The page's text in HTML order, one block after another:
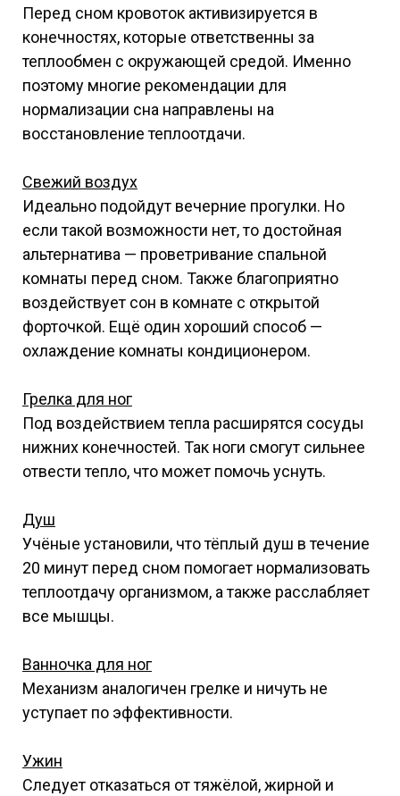
Перед сном кровоток активизируется в
конечностях, которые ответственны за
теплообмен с окружающей средой. Именно
поэтому многие рекомендации для
нормализации сна направлены на
восстановление теплоотдачи.
Свежий воздух
Идеально подойдут вечерние прогулки. Но
если такой возможности нет, то достойная
альтернатива — проветривание спальной
комнаты перед сном. Также благоприятно
воздействует сон в комнате с открытой
форточкой. Ещё один хороший способ —
охлаждение комнаты кондиционером.
Грелка для ног
Под воздействием тепла расширятся сосуды
нижних конечностей. Так ноги смогут сильнее
отвести тепло, что может помочь уснуть.
Душ
Учёные установили, что тёплый душ в течение
20 минут перед сном помогает нормализовать
теплоотдачу организмом, а также расслабляет
все мышцы.
Ванночка для ног
Механизм аналогичен грелке и ничуть не
уступает по эффективности.
Ужин
Следует отказаться от тяжёлой, жирной и